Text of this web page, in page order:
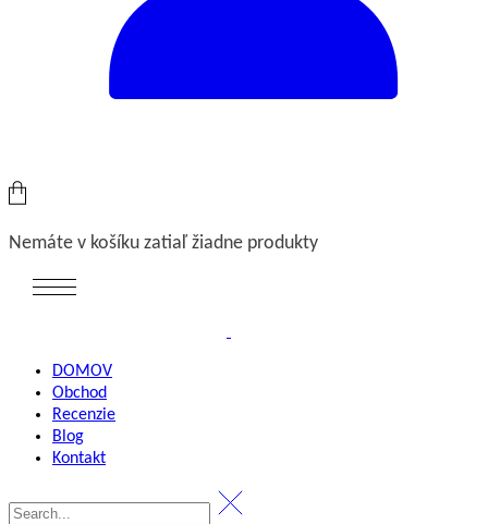
Nemáte v košíku zatiaľ žiadne produkty
DOMOV
Obchod
Recenzie
Blog
Kontakt